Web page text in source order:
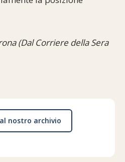
(Dal Corriere della Sera
nostro archivio